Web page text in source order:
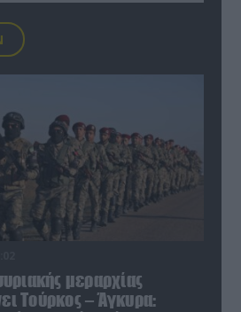
μεραρχίας
Τούρκος – Άγκυρα: